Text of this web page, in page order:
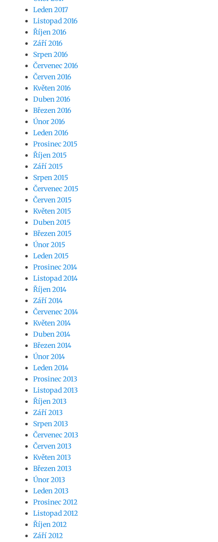
Leden 2017
Listopad 2016
Říjen 2016
Září 2016
Srpen 2016
Červenec 2016
Červen 2016
Květen 2016
Duben 2016
Březen 2016
Únor 2016
Leden 2016
Prosinec 2015
Říjen 2015
Září 2015
Srpen 2015
Červenec 2015
Červen 2015
Květen 2015
Duben 2015
Březen 2015
Únor 2015
Leden 2015
Prosinec 2014
Listopad 2014
Říjen 2014
Září 2014
Červenec 2014
Květen 2014
Duben 2014
Březen 2014
Únor 2014
Leden 2014
Prosinec 2013
Listopad 2013
Říjen 2013
Září 2013
Srpen 2013
Červenec 2013
Červen 2013
Květen 2013
Březen 2013
Únor 2013
Leden 2013
Prosinec 2012
Listopad 2012
Říjen 2012
Září 2012